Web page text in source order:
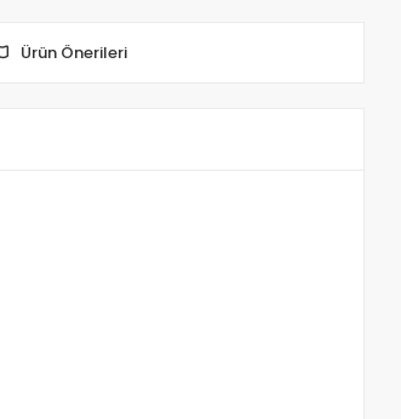
Ürün Önerileri